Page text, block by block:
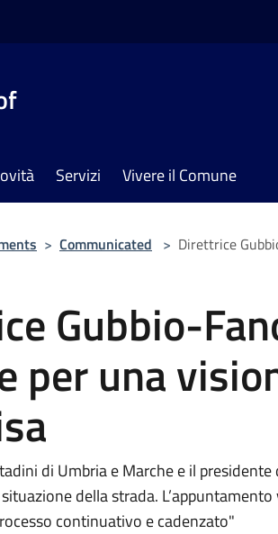
Servizi Vivere il Comune
> Communicated > Direttrice
Gubbio-
per una
di Umbria e Marche e il
della strada.
continuativo e cadenzato"